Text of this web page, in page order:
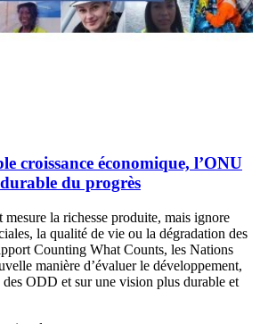
croissance économique, l’ONU
du progrès
la richesse produite, mais ignore
la qualité de vie ou la dégradation des
Counting What Counts, les Nations
manière d’évaluer le développement,
ODD et sur une vision plus durable et